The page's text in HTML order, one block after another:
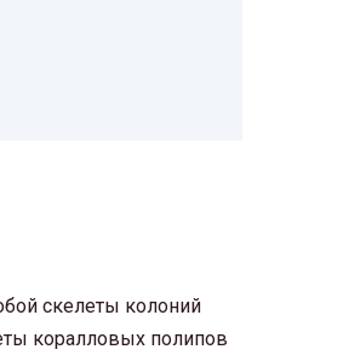
скелеты колоний
коралловых полипов